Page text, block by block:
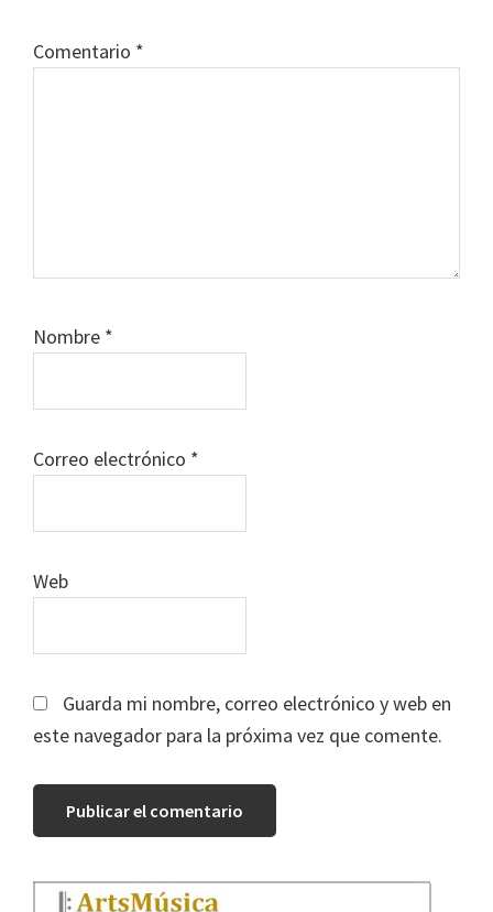
Comentario *
Nombre *
Correo electrónico *
Web
Guarda mi nombre, correo electrónico y web en
este navegador para la próxima vez que comente.
Barra